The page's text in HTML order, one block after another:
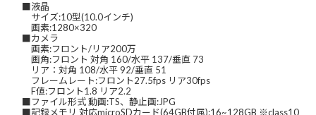
■液晶
サイズ:10型(10.0インチ)
画素:1280×320
■カメラ
画素:フロント/リア200万
画角:フロント 対角 160/水平 137/垂直 73
リア：対角 108/水平 92/垂直 51
フレームレート:フロント27.5fps リア30fps
F値:フロント1.8 リア2.2
■ファイル形式 動画:TS、静止画:JPG
■記録メモリ 対応microSDカード(64GB付属):16~128GB ※class10